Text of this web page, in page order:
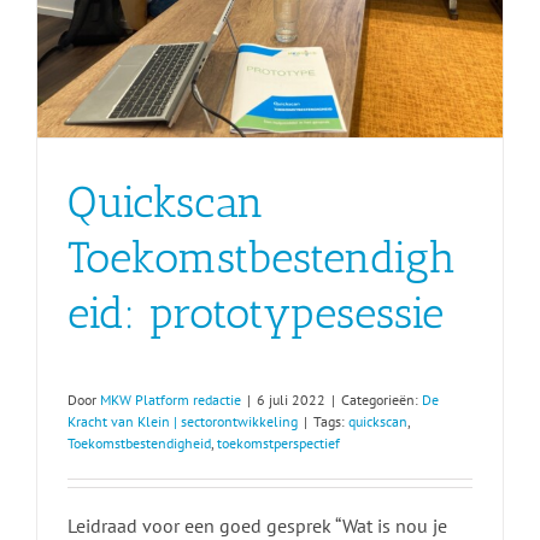
Quickscan
Toekomstbestendigh
eid: prototypesessie
Door MKW Platform redactie | 6 juli 2022 | Categorieën: De
Kracht van Klein | sectorontwikkeling | Tags: quickscan,
Toekomstbestendigheid, toekomstperspectief
Leidraad voor een goed gesprek “Wat is nou je